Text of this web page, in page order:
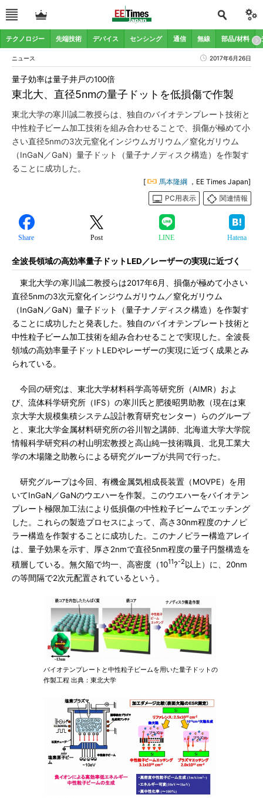
テクノロジー 先端技術 デバイス センシング 通信 無線 部品/材料
ニュース 2017年6月26日
東北大、直径5nmの量子ドットを低損傷で作製
量子効率は量子井戸の100倍
東北大学の寒川誠二教授らは、独自のバイオテンプレート技術と
中性粒子ビーム加工技術を組み合わせることで、損傷が極めて小
さい直径5nmの3次元窒化インジウムガリウム／窒化ガリウム
（InGaN／GaN）量子ドット（量子ナノディスク構造）を作製す
ることに成功した。
[ 馬本隆綱 ，EE Times Japan]
PC用表示
関連情報
Share Post LINE Hatena
全波長領域の高効率量子ドットLED／レーザーの実現に近づく
東北大学の寒川誠二教授らは2017年6月、損傷が極めて小さい
直径5nmの3次元窒化インジウムガリウム／窒化ガリウム
（InGaN／GaN）量子ドット（量子ナノディスク構造）を作製す
ることに成功したと発表した。独自のバイオテンプレート技術と
中性粒子ビーム加工技術を組み合わせることで実現した。全波長
領域の高効率量子ドットLEDやレーザーの実現に近づく成果とみ
られている。
今回の研究は、東北大学材料科学高等研究所（AIMR）およ
び、流体科学研究所（IFS）の寒川氏と肥後昭男助教（現在は東
京大学大規模集積システム設計教育研究センター）らのグループ
と、東北大学金属材料研究所の谷川智之講師、北海道大学大学院
情報科学研究科の村山明宏教授と高山純一技術職員、北見工業大
学の木場隆之助教らによる研究グループが共同で行った。
研究グループは今回、有機金属気相成長装置（MOVPE）を用
いてInGaN／GaNのウエハーを作製。このウエハーをバイオテン
プレート極限加工法により低損傷の中性粒子ビームでエッチング
した。これらの製造プロセスによって、高さ30nm程度のナノピ
ラー構造を作製することに成功した。このナノピラー構造アレイ
は、量子効果を示す、厚さ2nmで直径5nm程度の量子円盤構造を
積層している。無欠陥で均一、高密度（1011?-2以上）に、20nm
の等間隔で2次元配置されているという。
バイオテンプレートと中性粒子ビームを用いた量子ドットの
作製工程 出典：東北大学